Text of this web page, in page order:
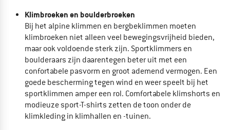
Klimbroeken en boulderbroeken
Bij het alpine klimmen en bergbeklimmen moeten
klimbroeken niet alleen veel bewegingsvrijheid bieden,
maar ook voldoende sterk zijn. Sportklimmers en
boulderaars zijn daarentegen beter uit met een
confortabele pasvorm en groot ademend vermogen. Een
goede bescherming tegen wind en weer speelt bij het
sportklimmen amper een rol. Comfortabele klimshorts en
modieuze sport-T-shirts zetten de toon onder de
klimkleding in klimhallen en -tuinen.